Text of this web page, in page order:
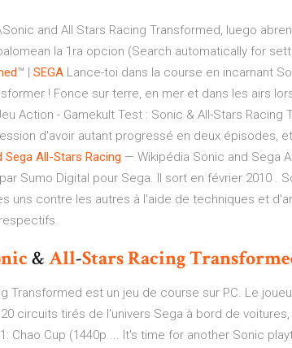
and All Stars Racing Transformed, luego
la 1ra opcion (Search automatically for
™ | SEGA Lance-toi dans la course en incarnant
! Fonce sur terre, en mer et dans les airs
Action - Gamekult Test : Sonic & All-Stars Racing
d'avoir autant progressé en deux épisodes,
Sega All-Stars Racing — Wikipédia Sonic and Sega
Sumo Digital pour Sega. Il sort en février 2010 .
uns contre les autres à l'aide de techniques et
&All-StarsRacing
Transformed est un jeu de course sur PC. Le
circuits tirés de l'univers Sega à bord de voitures,
Chao Cup (1440p ... It's time for another Sonic